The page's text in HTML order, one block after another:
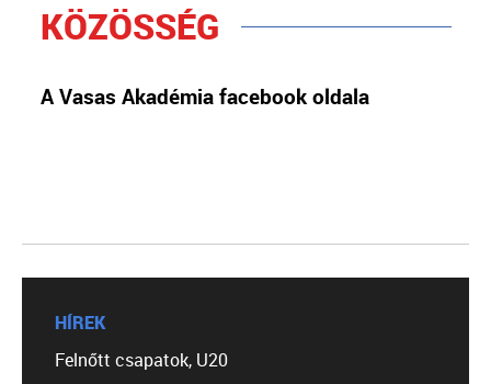
KÖZÖSSÉG
A Vasas Akadémia facebook oldala
HÍREK
Felnőtt csapatok, U20